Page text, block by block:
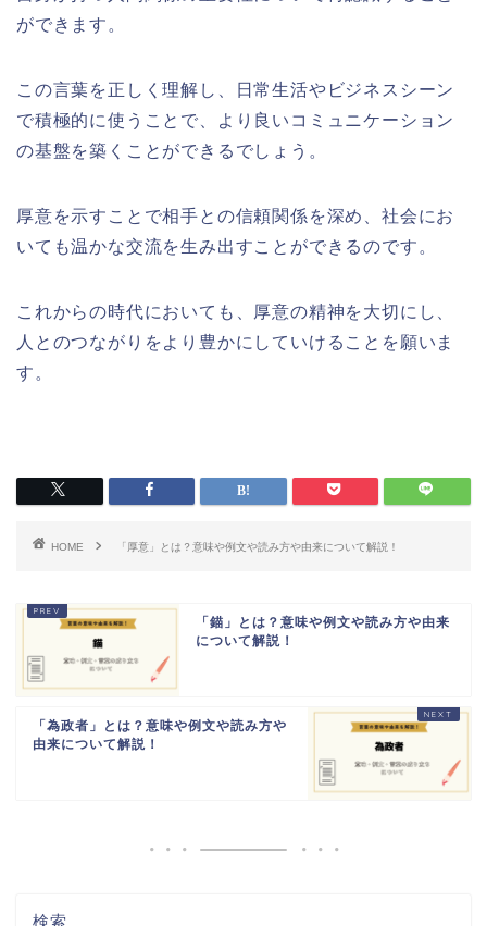
ができます。
この言葉を正しく理解し、日常生活やビジネスシーン
で積極的に使うことで、より良いコミュニケーション
の基盤を築くことができるでしょう。
厚意を示すことで相手との信頼関係を深め、社会にお
いても温かな交流を生み出すことができるのです。
これからの時代においても、厚意の精神を大切にし、
人とのつながりをより豊かにしていけることを願いま
す。
HOME 「厚意」とは？意味や例文や読み方や由来について解説！
「錨」とは？意味や例文や読み方や由来
について解説！
「為政者」とは？意味や例文や読み方や
由来について解説！
検索